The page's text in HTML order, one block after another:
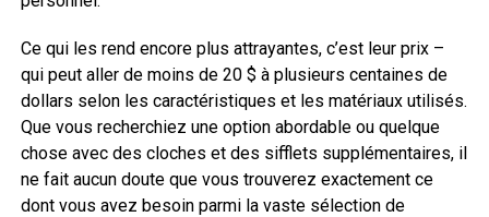
Ce qui les rend encore plus attrayantes, c’est leur prix –
qui peut aller de moins de 20 $ à plusieurs centaines de
dollars selon les caractéristiques et les matériaux utilisés.
Que vous recherchiez une option abordable ou quelque
chose avec des cloches et des sifflets supplémentaires, il
ne fait aucun doute que vous trouverez exactement ce
dont vous avez besoin parmi la vaste sélection de